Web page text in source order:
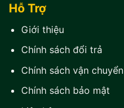
Hỗ Trợ
Giới thiệu
Chính sách đổi trả
Chính sách vận chuyển
Chính sách bảo mật